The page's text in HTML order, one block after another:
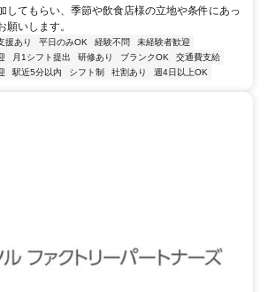
してもらい、季節や飲食店様の立地や条件にあっ
願いします。
援あり 平日のみOK 経験不問
未経験者歓迎
月1シフト提出 研修あり ブランクOK
交通費支給
駅近5分以内 シフト制 社割あり 週4日以上OK